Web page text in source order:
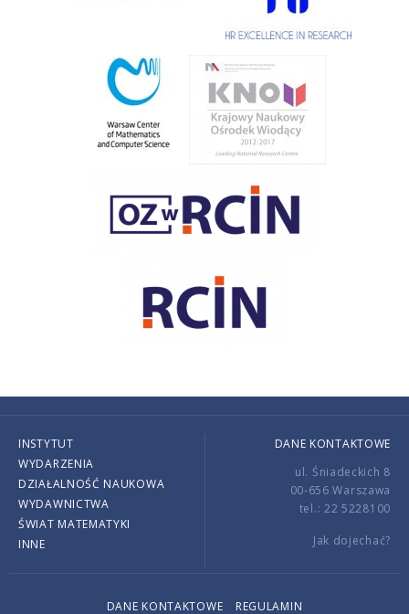
INSTYTUT
WYDARZENIA
DZIAŁALNOŚĆ NAUKOWA
WYDAWNICTWA
ŚWIAT MATEMATYKI
INNE
DANE KONTAKTOWE
ul. Śniadeckich 8
00-656 Warszawa
tel.: 22 5228100
Jak dojechać?
DANE KONTAKTOWE REGULAMIN